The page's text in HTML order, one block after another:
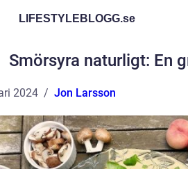
LIFESTYLEBLOGG.se
Smörsyra naturligt: En
2024 Jon Larsson